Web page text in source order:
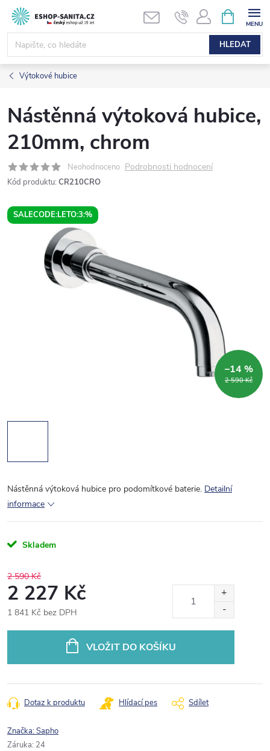
Přejít
obsah
HLEDAT
NÁKUPNÍ
KOŠÍK
Výtokové hubice
Nástěnná výtoková hubice,
210mm, chrom
Neohodnoceno Podrobnosti hodnocení
Kód produktu: CR210CRO
SALECODE:LETO:3:%
2 590 Kč
–14 %
Nástěnná výtoková hubice pro podomítkové baterie. Detailní
informace
Skladem
2 590 Kč
2 227 Kč
1 841 Kč bez DPH
VLOŽIT DO KOŠÍKU
Dotaz k produktu Hlídací pes Sdílet
Značka:Sapho
Záruka: 24